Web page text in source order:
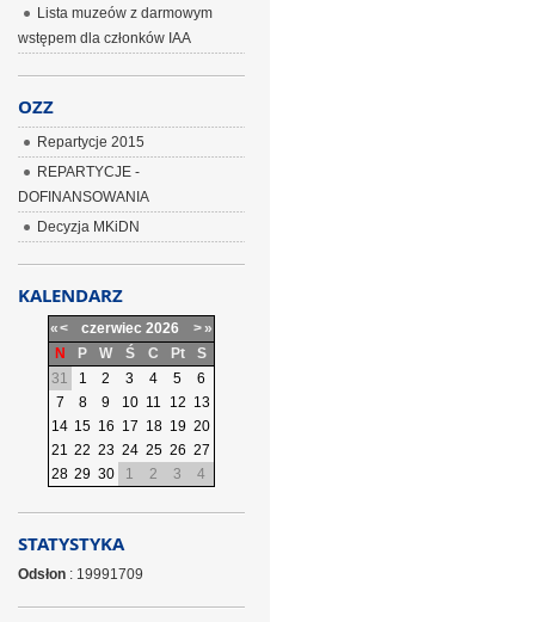
Lista muzeów z darmowym
wstępem dla członków IAA
OZZ
Repartycje 2015
REPARTYCJE -
DOFINANSOWANIA
Decyzja MKiDN
KALENDARZ
«< czerwiec 2026 >»
N
P W Ś C Pt
S
31
1 2 3 4 5
6
7
8 9 10 11 12 13
14 15 16 17 18 19 20
21 22 23 24 25 26 27
28 29 30 1 2 3 4
STATYSTYKA
Odsłon: 19991709